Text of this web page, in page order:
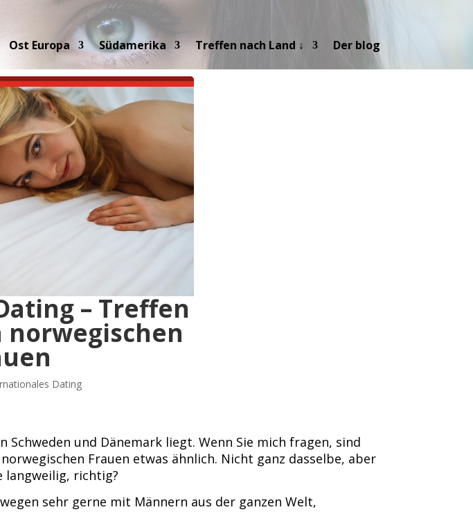
Ost Europa Südamerika Treffen nach Land ↓ Der blog
– Treffen
Dating
Schweden und Dänemark liegt. Wenn Sie mich fragen, sind
Frauen etwas ähnlich. Nicht ganz dasselbe, aber
langweilig, richtig?
sehr gerne mit Männern aus der ganzen Welt,